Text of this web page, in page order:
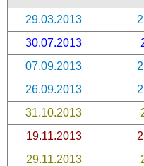
29.03.2013
30.07.2013
07.09.2013
26.09.2013
31.10.2013
19.11.2013
29.11.2013